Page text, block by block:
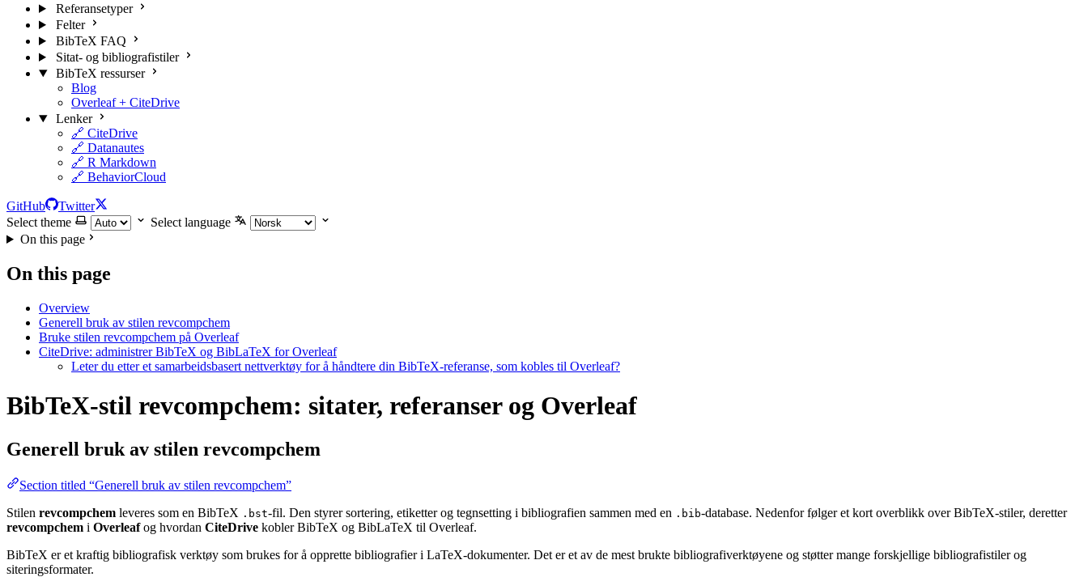
Referansetyper
Felter
BibTeX FAQ
Sitat- og bibliografistiler
BibTeX ressurser
Blog
Overleaf + CiteDrive
Lenker
🔗 CiteDrive
🔗 Datanautes
🔗 R Markdown
🔗 BehaviorCloud
GitHub
Twitter
Select theme
Select language
On this page
On this page
Overview
Generell bruk av stilen revcompchem
Bruke stilen revcompchem på Overleaf
CiteDrive: administrer BibTeX og BibLaTeX for Overleaf
Leter du etter et samarbeidsbasert nettverktøy for å håndtere din BibTeX-referanse, som kobles til Overleaf?
BibTeX-stil revcompchem: sitater, referanser og Overleaf
Generell bruk av stilen revcompchem
Section titled “Generell bruk av stilen revcompchem”
Stilen revcompchem leveres som en BibTeX .bst-fil. Den styrer sortering, etiketter og tegnsetting i bibliografien sammen med en .bib-database. Nedenfor følger et kort overblikk over BibTeX-stiler, deretter
revcompchem i Overleafog hvordan CiteDrive kobler BibTeX og BibLaTeX til Overleaf.
BibTeX er et kraftig bibliografisk verktøy som brukes for å opprette bibliografier i LaTeX-dokumenter. Det er et av de mest brukte bibliografiverktøyene og støtter mange forskjellige bibliografistiler og
siteringsformater.